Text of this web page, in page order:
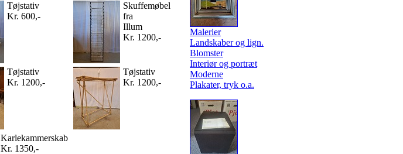
Tøjstativ
Kr. 600,-
Skuffemøbel
fra
Illum
Kr. 1200,-
Tøjstativ
Kr. 1200,-
Tøjstativ
Kr. 1200,-
Karlekammerskab
Kr. 1350,-
Malerier
Landskaber og lign.
Blomster
Interiør og portræt
Moderne
Plakater, tryk o.a.